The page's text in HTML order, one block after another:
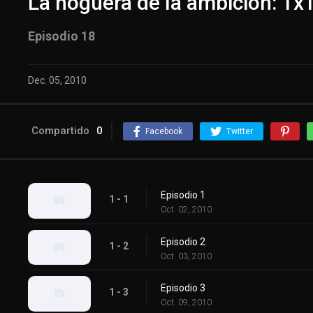
Episodio 18
Dec. 05, 2010
Compartido 0 Facebook Twitter
1 - 1 Episodio 1
Oct. 02, 2010
1 - 2 Episodio 2
Oct. 03, 2010
1 - 3 Episodio 3
Oct. 09, 2010